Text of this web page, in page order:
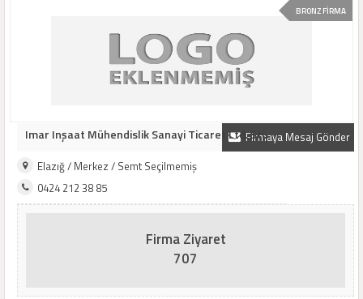
BRONZ FİRMA
Firmaya Mesaj Gönder
Imar Inşaat Mühendislik Sanayi Ticaret Ltd. Şti.
Elazığ / Merkez / Semt Seçilmemiş
0424 212 38 85
Firma Ziyaret
707